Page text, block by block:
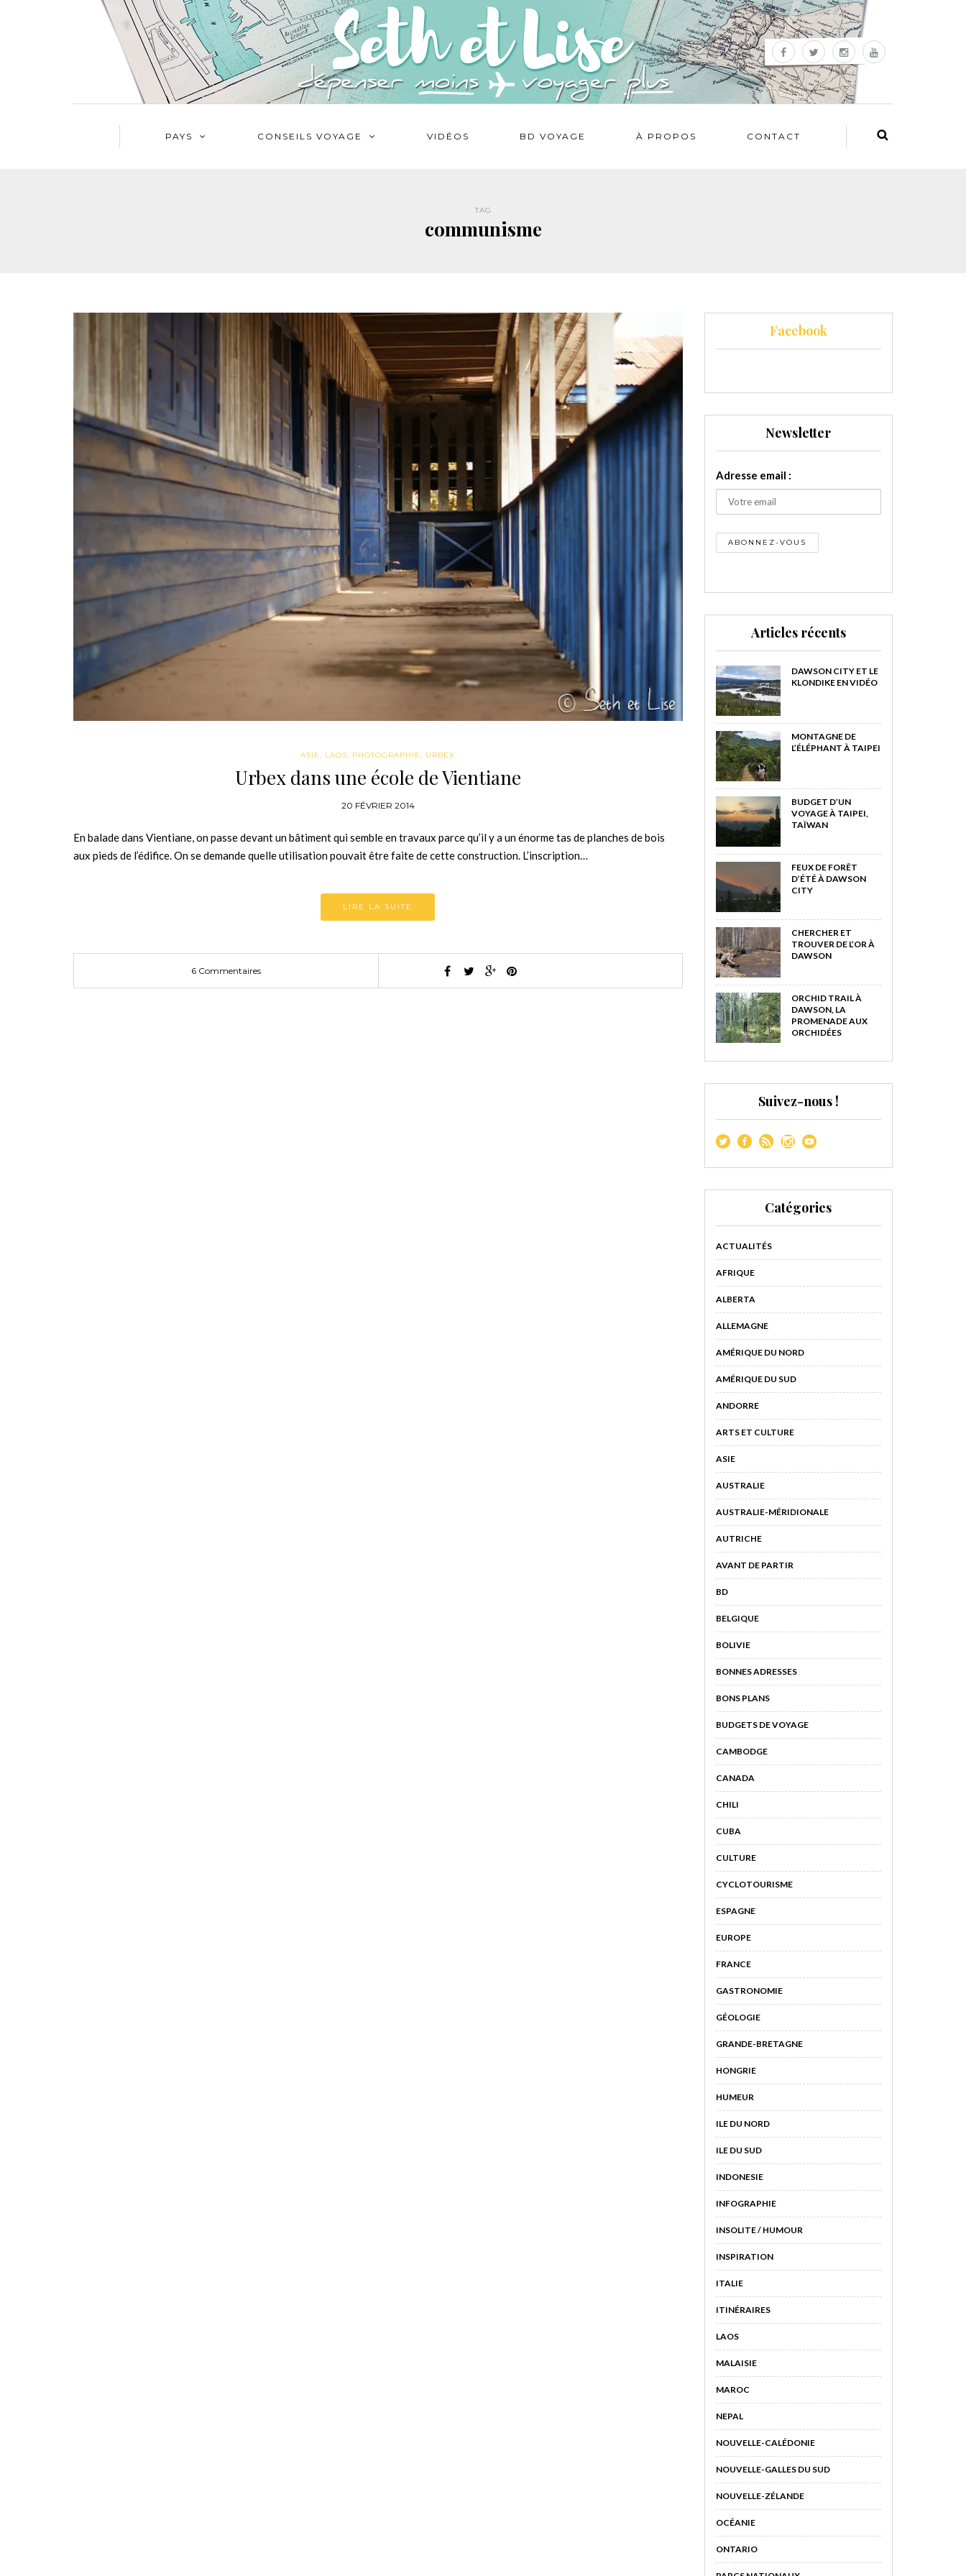
PAYS CONSEILS VOYAGE VIDÉOS BD VOYAGE À PROPOS CONTACT
TAG
communisme
ASIE, LAOS, PHOTOGRAPHIE, URBEX
Urbex dans une école de Vientiane
20 FÉVRIER 2014
En balade dans Vientiane, on passe devant un bâtiment qui semble en travaux parce qu’il y a un énorme tas de planches de bois
aux pieds de l’édifice. On se demande quelle utilisation pouvait être faite de cette construction. L’inscription…
LIRE LA SUITE
6 Commentaires
Facebook
Newsletter
Adresse email :
Articles récents
DAWSON CITY ET LE
KLONDIKE EN VIDÉO
MONTAGNE DE
L’ÉLÉPHANT À TAIPEI
BUDGET D’UN
VOYAGE À TAIPEI,
TAÏWAN
FEUX DE FORÊT
D’ÉTÉ À DAWSON
CITY
CHERCHER ET
TROUVER DE L’OR À
DAWSON
ORCHID TRAIL À
DAWSON, LA
PROMENADE AUX
ORCHIDÉES
Suivez-nous !
Catégories
ACTUALITÉS
AFRIQUE
ALBERTA
ALLEMAGNE
AMÉRIQUE DU NORD
AMÉRIQUE DU SUD
ANDORRE
ARTS ET CULTURE
ASIE
AUSTRALIE
AUSTRALIE-MÉRIDIONALE
AUTRICHE
AVANT DE PARTIR
BD
BELGIQUE
BOLIVIE
BONNES ADRESSES
BONS PLANS
BUDGETS DE VOYAGE
CAMBODGE
CANADA
CHILI
CUBA
CULTURE
CYCLOTOURISME
ESPAGNE
EUROPE
FRANCE
GASTRONOMIE
GÉOLOGIE
GRANDE-BRETAGNE
HONGRIE
HUMEUR
ILE DU NORD
ILE DU SUD
INDONESIE
INFOGRAPHIE
INSOLITE / HUMOUR
INSPIRATION
ITALIE
ITINÉRAIRES
LAOS
MALAISIE
MAROC
NEPAL
NOUVELLE-CALÉDONIE
NOUVELLE-GALLES DU SUD
NOUVELLE-ZÉLANDE
OCÉANIE
ONTARIO